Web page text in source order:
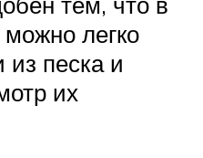
легко
из песка и
их